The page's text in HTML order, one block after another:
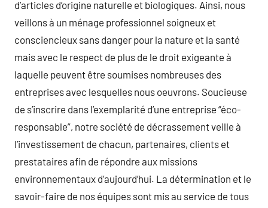
d’articles d’origine naturelle et biologiques. Ainsi, nous
veillons à un ménage professionnel soigneux et
consciencieux sans danger pour la nature et la santé
mais avec le respect de plus de le droit exigeante à
laquelle peuvent être soumises nombreuses des
entreprises avec lesquelles nous oeuvrons. Soucieuse
de s’inscrire dans l’exemplarité d’une entreprise “éco-
responsable”, notre société de décrassement veille à
l’investissement de chacun, partenaires, clients et
prestataires afin de répondre aux missions
environnementaux d’aujourd’hui. La détermination et le
savoir-faire de nos équipes sont mis au service de tous